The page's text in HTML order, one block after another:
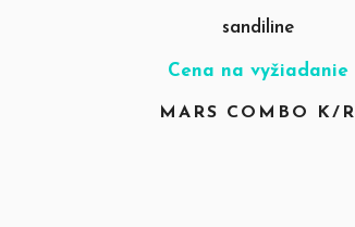
sandiline
Cena na vyžiadanie
MARS COMBO K/R